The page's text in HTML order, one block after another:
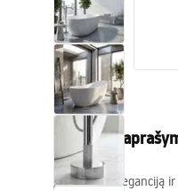
Vonios dušai
Virtuvė
Vonios
Produkto
Įvertinkite eleganciją